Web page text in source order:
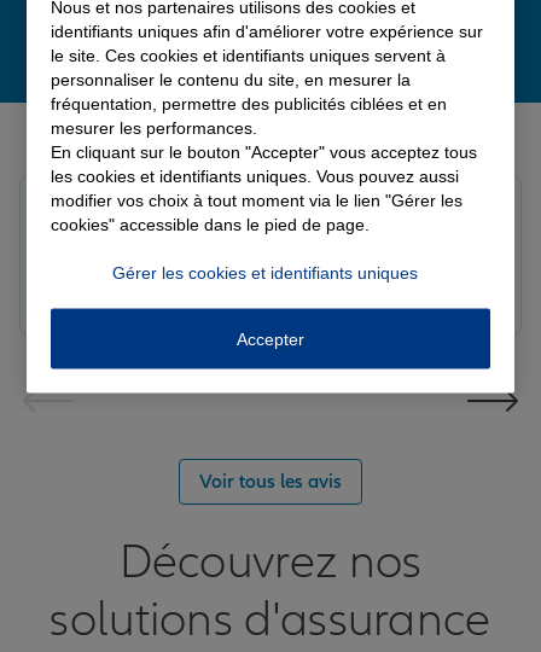
Derniers avis de nos agences Allianz
Note de 5 sur 5
Merci à Madi pour son écoute et ces conseils précieux.
Réactif et efficace le service impeccable
Yayaya M.
Voir tous les avis
Découvrez nos
solutions d'assurance
Nous et nos partenaires utilisons des cookies et
identifiants uniques afin d'améliorer votre expérience sur
le site. Ces cookies et identifiants uniques servent à
personnaliser le contenu du site, en mesurer la
fréquentation, permettre des publicités ciblées et en
mesurer les performances.
En cliquant sur le bouton "Accepter" vous acceptez tous
les cookies et identifiants uniques. Vous pouvez aussi
modifier vos choix à tout moment via le lien "Gérer les
cookies" accessible dans le pied de page.
Gérer les cookies et identifiants uniques
Accepter